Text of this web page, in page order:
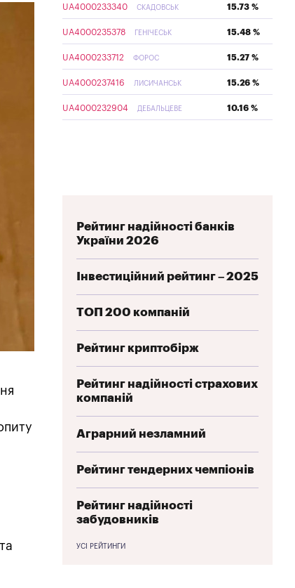
UA4000233340 СКАДОВСЬК 15.73 %
UA4000235378 ГЕНІЧЕСЬК 15.48 %
UA4000233712 ФОРОС 15.27 %
UA4000237416 ЛИСИЧАНСЬК 15.26 %
UA4000232904 ДЕБАЛЬЦЕВЕ 10.16 %
Рейтинг надійності банків
України 2026
Інвестиційний рейтинг – 2025
ТОП 200 компаній
Рейтинг криптобірж
Рейтинг надійності страхових
компаній
Аграрний незламний
Рейтинг тендерних чемпіонів
Рейтинг надійності
забудовників
УСІ РЕЙТИНГИ